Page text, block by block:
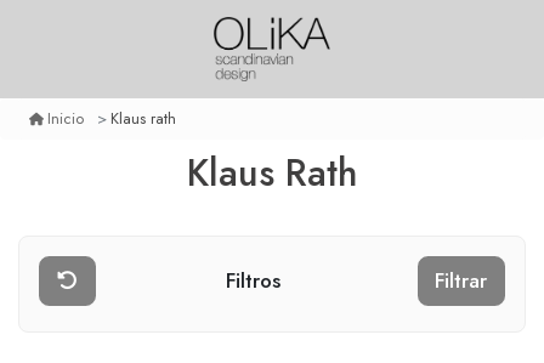
Inicio Klaus rath
Klaus Rath
Filtros Filtrar